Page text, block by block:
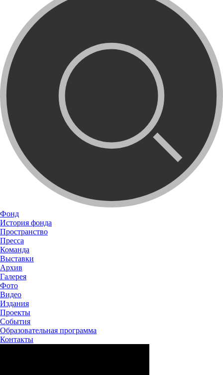
Фонд
История фонда
Пространство
Пресса
Команда
Выставки
Архив
Галерея
Фото
Видео
Издания
Проекты
События
Образовательная программа
Контакты